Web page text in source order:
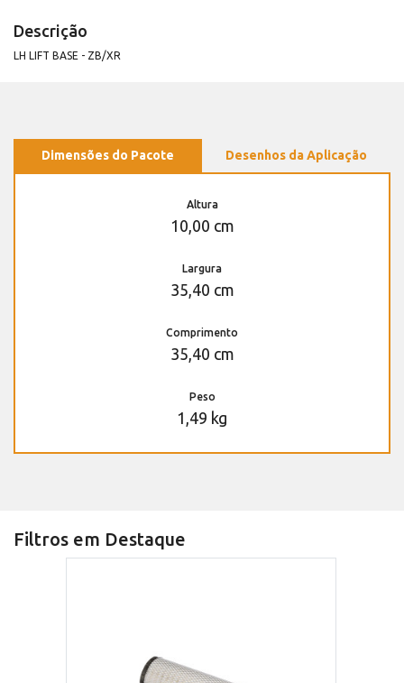
Descrição
LH LIFT BASE - ZB/XR
Dimensões do Pacote Desenhos da Aplicação
Altura
10,00 cm
Largura
35,40 cm
Comprimento
35,40 cm
Peso
1,49 kg
Filtros em Destaque